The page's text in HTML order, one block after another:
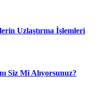
Uzlaştırma İşlemleri
Siz Mi Alıyorsunuz?